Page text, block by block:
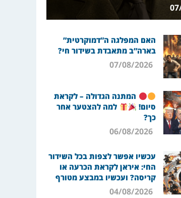
האם המפלגה ה”דמוקרטית”
בארה”ב מתאבדת בשידור חי?
07/08/2026
המתנה הגדולה – לקראת
סיום!
למה להצטער אחר
כך?
06/08/2026
עכשיו אפשר לצפות בכל השידור
החי: איראן לקראת הכרעה או
קריסה? ועכשיו במבצע מטורף
04/08/2026